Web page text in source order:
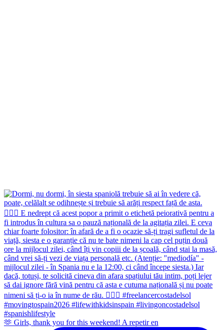
🫶 Girls, thank you for this weekend! A repetir en